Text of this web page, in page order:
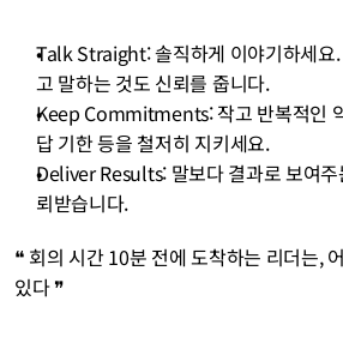
Talk Straight: 솔직하게 이야기하세요
고 말하는 것도 신뢰를 줍니다.
Keep Commitments: 작고 반복적인
답 기한 등을 철저히 지키세요.
Deliver Results: 말보다 결과로 보여
뢰받습니다.
❝ 회의 시간 10분 전에 도착하는 리더는,
있다 ❞